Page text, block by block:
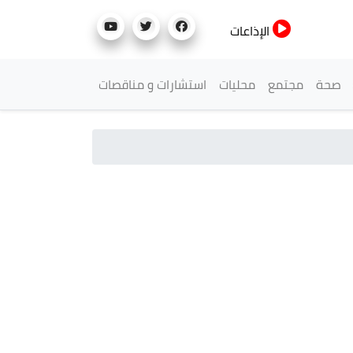
الإذاعات
صحة مجتمع محليات استشارات و مناقصات